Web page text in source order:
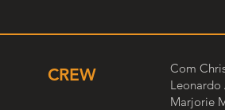
CREW
Com
Leonardo
Marjorie